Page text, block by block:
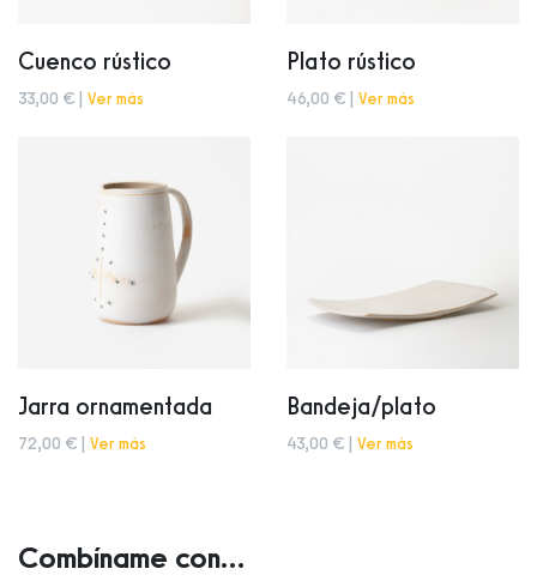
Cuenco rústico
33,00 € | Ver más
Plato rústico
46,00 € | Ver más
Jarra ornamentada
72,00 € | Ver más
Bandeja/plato
43,00 € | Ver más
Combíname con...